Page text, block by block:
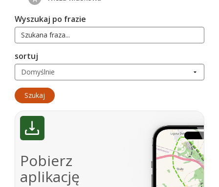
Wyszukaj po frazie
sortuj
Pobierz
aplikację